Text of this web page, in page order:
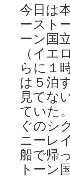
今日は
ースト
ーン国
（イ
らに１
は５泊
見てな
ていた
ぐのシ
ニーレ
船で帰
トーン